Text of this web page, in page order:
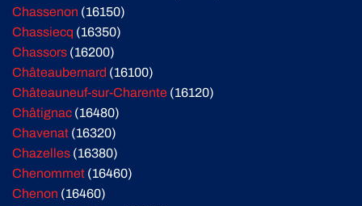
Chassenon (16150)
Chassiecq (16350)
Chassors (16200)
Châteaubernard (16100)
Châteauneuf-sur-Charente (16120)
Châtignac (16480)
Chavenat (16320)
Chazelles (16380)
Chenommet (16460)
Chenon (16460)